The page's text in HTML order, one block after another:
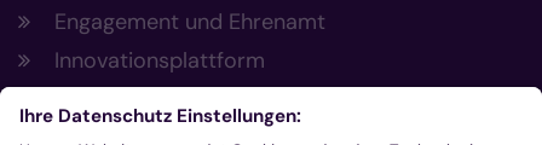
Engagement und Ehrenamt
Innovationsplattform
Aus der Plattform